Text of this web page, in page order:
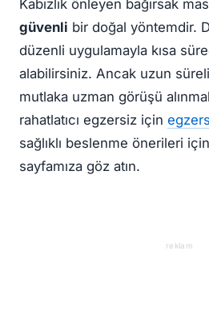
Kabızlık önleyen bağırsak
güvenli bir doğal yöntemdir.
düzenli uygulamayla kısa
alabilirsiniz. Ancak uzun
mutlaka uzman görüşü
rahatlatıcı egzersiz için
sağlıklı beslenme önerileri için
sayfamıza göz atın.
reklam